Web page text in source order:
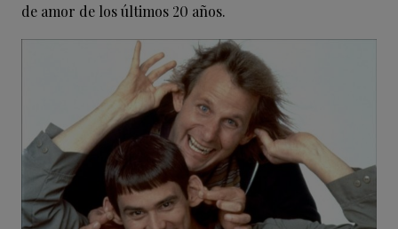
de amor de los últimos 20 años.